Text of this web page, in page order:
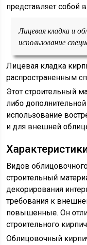
представляет собой
Лицевая кладка и
использование
Лицевая кладка
распространенным
Этот строительный
либо
использование
и для внешней
Видов
строительный
декорирования
требования к
повышенные. Он
строительного
Облицовочный